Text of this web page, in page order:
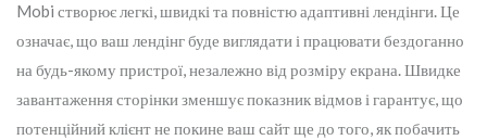
Mobi створює легкі, швидкі та повністю адаптивні лендінги. Це
означає, що ваш лендінг буде виглядати і працювати бездоганно
на будь-якому пристрої, незалежно від розміру екрана. Швидке
завантаження сторінки зменшує показник відмов і гарантує, що
потенційний клієнт не покине ваш сайт ще до того, як побачить